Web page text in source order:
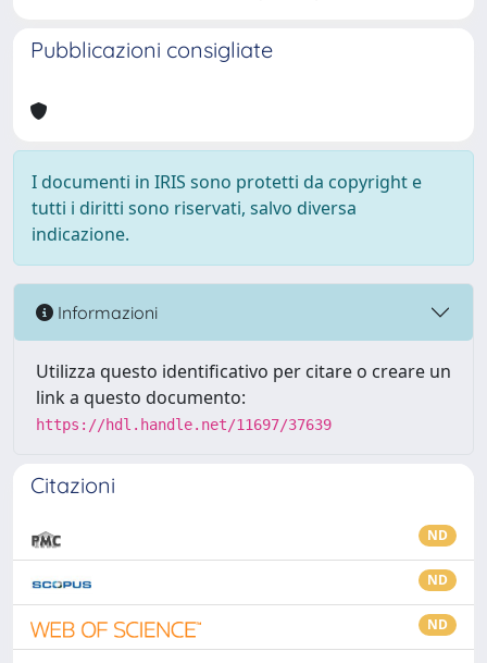
Pubblicazioni consigliate
I documenti in IRIS sono protetti da copyright e
tutti i diritti sono riservati, salvo diversa
indicazione.
Informazioni
Utilizza questo identificativo per citare o creare un
link a questo documento:
https://hdl.handle.net/11697/37639
Citazioni
ND
ND
ND